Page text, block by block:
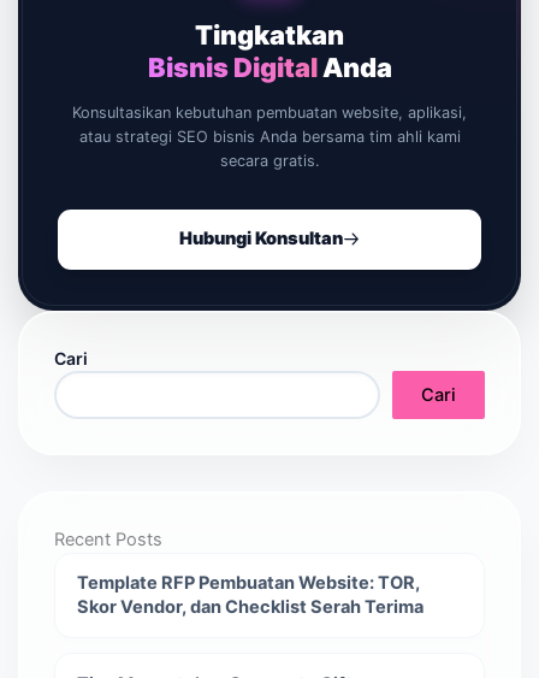
Tingkatkan
Bisnis DigitalAnda
Konsultasikan kebutuhan pembuatan website, aplikasi,
atau strategi SEO bisnis Anda bersama tim ahli kami
secara gratis.
Hubungi Konsultan
Cari
Cari
Recent Posts
Template RFP Pembuatan Website: TOR,
Skor Vendor, dan Checklist Serah Terima